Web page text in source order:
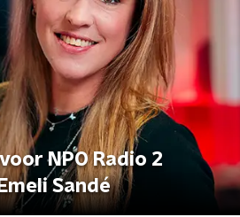
NPO Radio 2
Sandé